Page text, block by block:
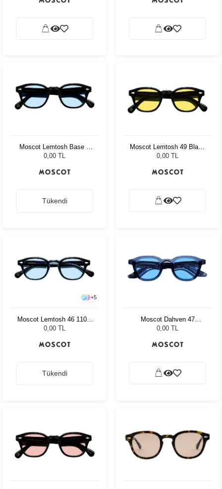
Moscot Lemtosh Base 2
Sun 49 Black Bel Air Blue
0,00 TL
Tükendi
Moscot Lemtosh 49 Black
Mellow Yellow
0,00 TL
+5
Moscot Lemtosh 46 110 Ii
Blue Bel Air Blue
0,00 TL
Tükendi
Moscot Dahven 47
Sapphire Celebrity Blue
0,00 TL